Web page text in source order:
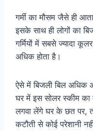
गर्मी का मौसम जैसे ही
इसके साथ ही लोगों का
गर्मियों में सबसे ज्यादा
अधिक होता है।
ऐसे में बिजली बिल अधिक
घर में इस सोलर स्कीम
लगवा लेंगे घर के छत पर,
कटौती से कोई परेशानी